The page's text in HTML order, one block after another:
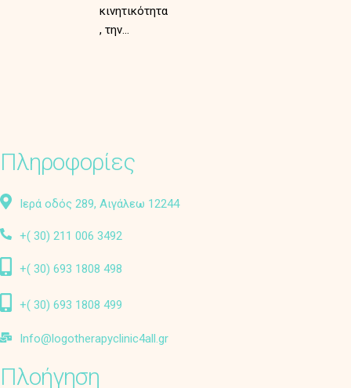
κινητικότητα
, την...
Πληροφορίες
Ιερά οδός 289, Αιγάλεω 12244
+( 30) 211 006 3492
+( 30) 693 1808 498
+( 30) 693 1808 499
Info@logotherapyclinic4all.gr
Πλοήγηση